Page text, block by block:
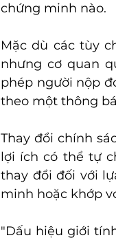
chứng minh nào.
Mặc dù các tùy
nhưng cơ quan
phép người nộp
theo một thông
Thay đổi chính
lợi ích có thể tự
thay đổi đối với
minh hoặc khớp
"Dấu hiệu giới